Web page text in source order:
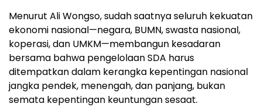
Menurut Ali Wongso, sudah saatnya seluruh kekuatan
ekonomi nasional—negara, BUMN, swasta nasional,
koperasi, dan UMKM—membangun kesadaran
bersama bahwa pengelolaan SDA harus
ditempatkan dalam kerangka kepentingan nasional
jangka pendek, menengah, dan panjang, bukan
semata kepentingan keuntungan sesaat.